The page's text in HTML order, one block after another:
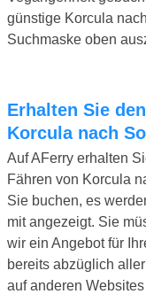
günstige Korcula
Suchmaske oben
Erhalten Sie den besten Preis für Ihre
Korcula nach
Auf AFerry erhalten
Fähren von Korcula
Sie buchen, es
mit angezeigt. Sie
wir ein Angebot für
bereits abzüglich
auf anderen